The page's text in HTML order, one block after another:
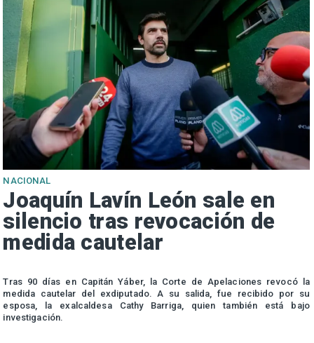
NACIONAL
Joaquín Lavín León sale en
silencio tras revocación de
medida cautelar
Tras 90 días en Capitán Yáber, la Corte de Apelaciones revocó la
medida cautelar del exdiputado. A su salida, fue recibido por su
esposa, la exalcaldesa Cathy Barriga, quien también está bajo
investigación.